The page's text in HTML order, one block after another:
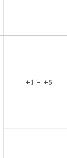
+1 – +5